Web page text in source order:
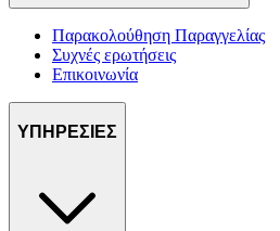
Παρακολούθηση Παραγγελίας
Συχνές ερωτήσεις
Επικοινωνία
ΥΠΗΡΕΣΙΕΣ